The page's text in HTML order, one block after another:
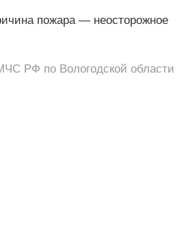
пожара — неосторожное
РФ по Вологодской области